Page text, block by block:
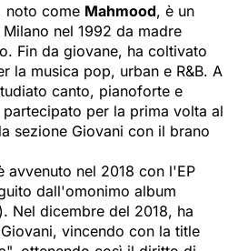
noto come Mahmood, è un
nel 1992 da madre
Fin da giovane, ha coltivato
la musica pop, urban e R&B. A
canto, pianoforte e
per la prima volta al
sezione Giovani con il brano
avvenuto nel 2018 con l'EP
dall'omonimo album
Nel dicembre del 2018, ha
vincendo con la title